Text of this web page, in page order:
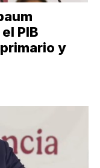
PIB
y